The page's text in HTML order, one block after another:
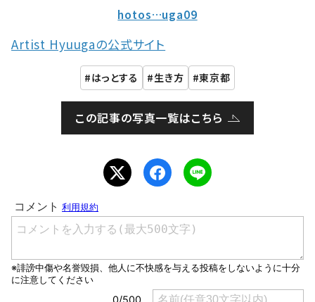
hotos…uga09
Artist Hyuugaの公式サイト
はっとする 生き方 東京都
この記事の写真一覧はこちら